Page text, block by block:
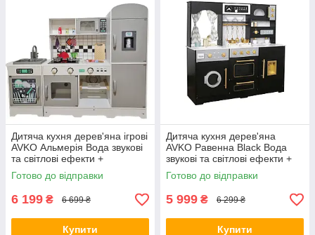
Дитяча кухня дерев'яна ігрові
AVKO Альмерія Вода звукові
та світлові ефекти +
аксесуари
Готово до відправки
6 199 ₴ 6 699 ₴
Купити
Дитяча кухня дерев'яна
AVKO Равенна Black Вода
звукові та світлові ефекти +
аксесуари
Готово до відправки
5 999 ₴ 6 299 ₴
Купити